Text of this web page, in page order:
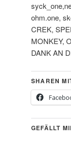
ohm.one,
CREK,
MONKEY,
DANK AN
SHAREN
GEFÄLLT